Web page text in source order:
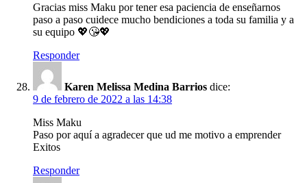
Gracias miss Maku por tener esa paciencia de enseñarnos
paso a paso cuidece mucho bendiciones a toda su familia y a
su equipo 💖😘💖
Responder
Karen Melissa Medina Barrios dice:
9 de febrero de 2022 a las 14:38
Miss Maku
Paso por aquí a agradecer que ud me motivo a emprender
Exitos
Responder